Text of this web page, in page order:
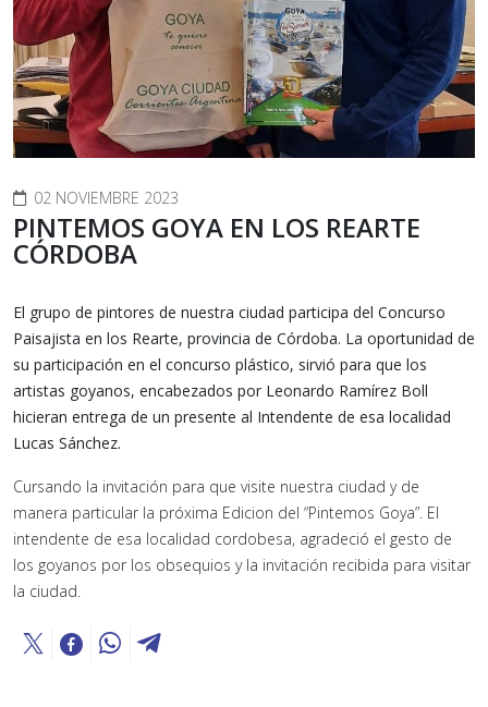
02 NOVIEMBRE 2023
PINTEMOS GOYA EN LOS REARTE
CÓRDOBA
El grupo de pintores de nuestra ciudad participa del Concurso
Paisajista en los Rearte, provincia de Córdoba. La oportunidad de
su participación en el concurso plástico, sirvió para que los
artistas goyanos, encabezados por Leonardo Ramírez Boll
hicieran entrega de un presente al Intendente de esa localidad
Lucas Sánchez.
Cursando la invitación para que visite nuestra ciudad y de
manera particular la próxima Edicion del “Pintemos Goya”. El
intendente de esa localidad cordobesa, agradeció el gesto de
los goyanos por los obsequios y la invitación recibida para visitar
la ciudad.